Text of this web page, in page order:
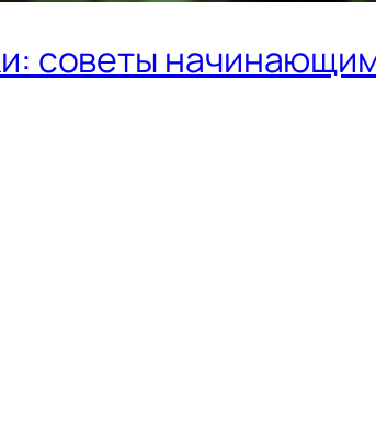
советы